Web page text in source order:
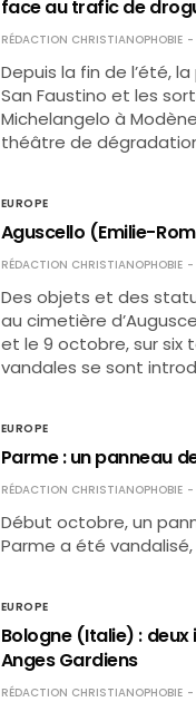
face au trafic de
RÉDACTION CHRISTIANOPHOBIE
Depuis la fin de l’été,
San Faustino et les
Michelangelo à
théâtre de
EUROPE
Aguscello (Emilie-
RÉDACTION CHRISTIANOPHOBIE
Des objets et des
au cimetière
et le 9 octobre, sur six
vandales se sont
EUROPE
Parme : un panneau
RÉDACTION CHRISTIANOPHOBIE
Début octobre, un
Parme a été
EUROPE
Bologne (Italie) :
Anges Gardiens
RÉDACTION CHRISTIANOPHOBIE